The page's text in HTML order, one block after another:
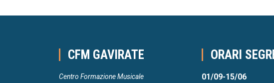
CFM GAVIRATE
Centro Formazione Musicale
ORARI
01/09-15/06